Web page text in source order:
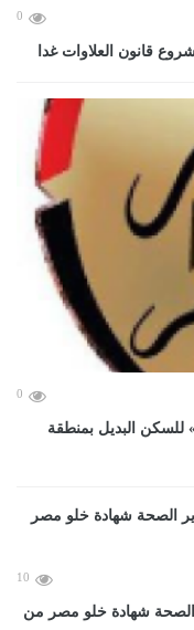
0
قانون العلاوات غدا
0
الوزراء يتفقد مشروع «روضة السيدة 2» للسكن البديل بمنطقة
10
الصحة شهادة خلو مصر من